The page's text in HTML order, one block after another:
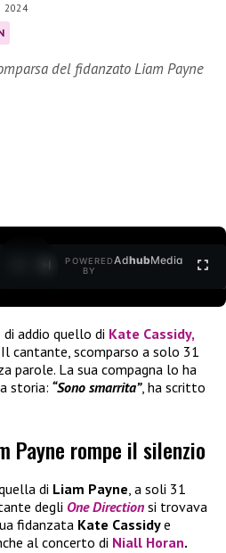
2024
del fidanzato Liam Payne
POWERED
BY
AdhubMedia
addio quello di Kate Cassidy,
Il cantante, scomparso a solo 31
parole. La sua compagna lo ha
storia: “Sono smarrita”, ha scritto
Payne rompe il silenzio
di Liam Payne, a soli 31
degli One Direction si trovava
fidanzata Kate Cassidye
al concerto di Niall Horan.